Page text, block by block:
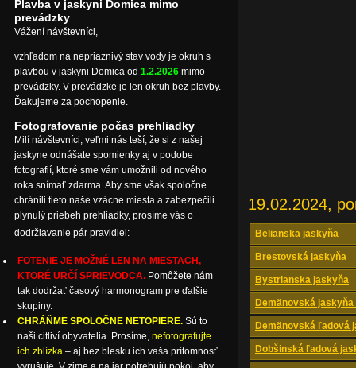
19.02.2024,
Belianska jaskyňa
Brestovská jaskyňa
Bystrianska jaskyňa
Demänovská
Demänovská ľadová
Dobšinská ľadová
Plavba v jaskyni Domica mimo
prevádzky
Vážení návštevníci,
vzhľadom na nepriaznivý stav vody je okruh s
plavbou v jaskyni Domica od 1.2.2026 mimo
prevádzky. V prevádzke je len okruh bez plavby.
Ďakujeme za pochopenie.
Fotografovanie počas prehliadky
Milí návštevníci, veľmi nás teší, že si z našej
jaskyne odnášate spomienky aj v podobe
fotografií, ktoré sme vám umožnili od nového
roka snímať zdarma. Aby sme však spoločne
chránili tieto naše vzácne miesta a zabezpečili
plynulý priebeh prehliadky, prosíme vás o
dodržiavanie pár pravidiel:
FOTENIE JE MOŽNÉ LEN NA MIESTACH,
KTORÉ URČÍ SPRIEVODCA. Pomôžete nám
tak dodržať časový harmonogram pre ďalšie
skupiny.
CHRÁŇME SPOLOČNE NETOPIERE. Sú to
naši citliví obyvatelia. Prosíme, nefotografujte
ich zblízka – aj bez blesku ich vaša prítomnosť